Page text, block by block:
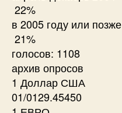
22%
в 2005 году или позже
21%
голосов: 1108
архив опросов
1 Доллар США
01/0129.45450